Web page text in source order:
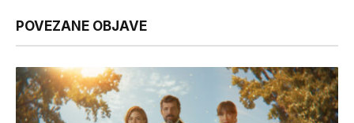
POVEZANE OBJAVE